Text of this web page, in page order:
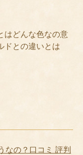
はどんな色なの意
ドとの違いとは
なの？口コミ 評判